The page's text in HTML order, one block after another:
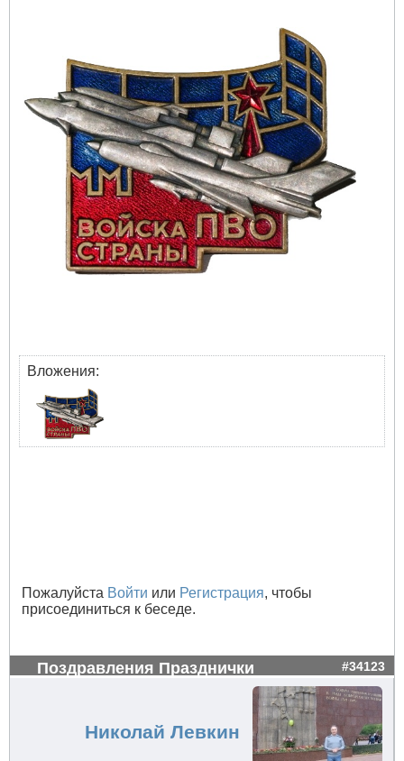
Вложения:
Пожалуйста Войти или Регистрация, чтобы
присоединиться к беседе.
Поздравления Празднички #34123
Николай Левкин